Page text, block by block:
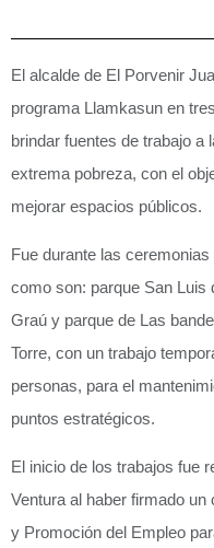
El alcalde de El Porvenir
programa Llamkasun en
brindar fuentes de trabajo a
extrema pobreza, con el
mejorar espacios públicos.
Fue durante las
como son: parque San
Graú y parque de Las
Torre, con un trabajo
personas, para el
puntos estratégicos.
El inicio de los trabajos fue
Ventura al haber firmado
y Promoción del Empleo